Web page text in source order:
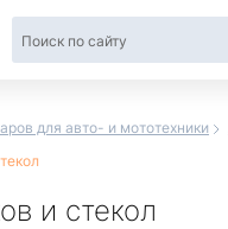
для авто- и мототехники
и стекол
интернет-